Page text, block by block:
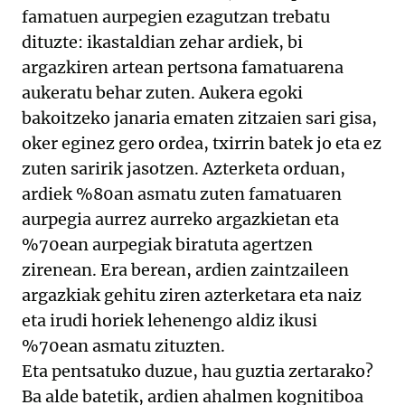
famatuen aurpegien ezagutzan trebatu
dituzte: ikastaldian zehar ardiek, bi
argazkiren artean pertsona famatuarena
aukeratu behar zuten. Aukera egoki
bakoitzeko janaria ematen zitzaien sari gisa,
oker eginez gero ordea, txirrin batek jo eta ez
zuten saririk jasotzen. Azterketa orduan,
ardiek %80an asmatu zuten famatuaren
aurpegia aurrez aurreko argazkietan eta
%70ean aurpegiak biratuta agertzen
zirenean. Era berean, ardien zaintzaileen
argazkiak gehitu ziren azterketara eta naiz
eta irudi horiek lehenengo aldiz ikusi
%70ean asmatu zituzten.
Eta pentsatuko duzue, hau guztia zertarako?
Ba alde batetik, ardien ahalmen kognitiboa